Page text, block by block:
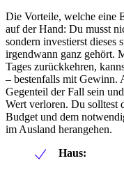
Die Vorteile, welche eine
auf der Hand: Du musst
sondern investierst dieses
irgendwann ganz gehört.
Tages zurückkehren,
– bestenfalls mit Gewinn.
Gegenteil der Fall sein
Wert verloren. Du solltest
Budget und dem
im Ausland herangehen.
Haus: